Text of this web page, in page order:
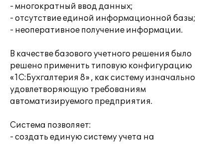
- многократный ввод данных;
- отсутствие единой информационной базы;
- неоперативное получение информации.
В качестве базового учетного решения было
решено применить типовую конфигурацию
«1С:Бухгалтерия 8» , как систему изначально
удовлетворяющую требованиям
автоматизируемого предприятия.
Система позволяет:
- создать единую систему учета на